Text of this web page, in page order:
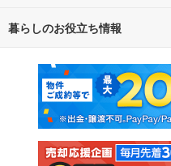
通勤・通学時間から探す
不動産・住宅
新築マンション
新築一戸建て
注文住宅
暮らしのお役立ち情報
マンションカタログ